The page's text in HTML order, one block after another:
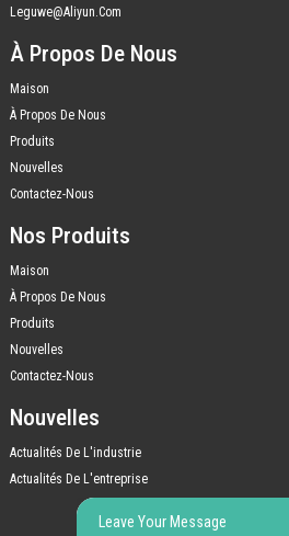
Leguwe@aliyun.com
À Propos De Nous
Maison
À Propos De Nous
Produits
Nouvelles
Contactez-Nous
Nos Produits
Maison
À Propos De Nous
Produits
Nouvelles
Contactez-Nous
Nouvelles
Actualités De L'industrie
Actualités De L'entreprise
Leave Your Message